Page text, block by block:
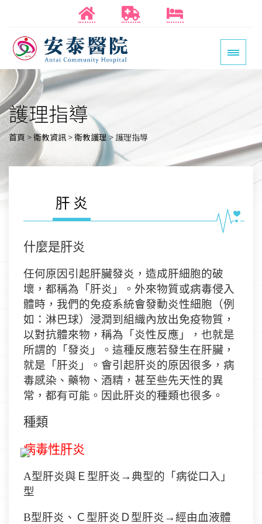
護理指導
首頁 >衛教資訊 >衛教護理> 護理指導
肝炎
什麼是肝炎
任何原因引起肝臟發炎，造成肝細胞的破
壞，都稱為「肝炎」。外來物質或病毒侵入
體時，我們的免疫系統會發動炎性細胞 （例
如：淋巴球） 浸潤到組織內放出免疫物質，
以對抗體來物，稱為「炎性反應」，也就是
所謂的「發炎」。這種反應若發生在肝臟，
就是「肝炎」。會引起肝炎的原因很多，病
毒感染、藥物、酒精，甚至些先天性的異
常，都有可能。因此肝炎的種類也很多。
種類
病毒性肝炎
A型肝炎與 Ｅ 型肝炎 →典型的「病從口入」
型
B型肝炎、 Ｃ 型肝炎 Ｄ型肝炎 →經由血液體